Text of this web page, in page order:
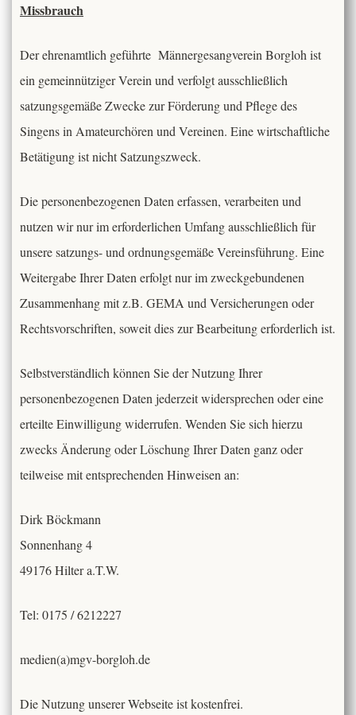
Missbrauch
Der ehrenamtlich geführte Männergesangverein Borgloh ist
ein gemeinnütziger Verein und verfolgt ausschließlich
satzungsgemäße Zwecke zur Förderung und Pflege des
Singens in Amateurchören und Vereinen. Eine wirtschaftliche
Betätigung ist nicht Satzungszweck.
Die personenbezogenen Daten erfassen, verarbeiten und
nutzen wir nur im erforderlichen Umfang ausschließlich für
unsere satzungs- und ordnungsgemäße Vereinsführung. Eine
Weitergabe Ihrer Daten erfolgt nur im zweckgebundenen
Zusammenhang mit z.B. GEMA und Versicherungen oder
Rechtsvorschriften, soweit dies zur Bearbeitung erforderlich ist.
Selbstverständlich können Sie der Nutzung Ihrer
personenbezogenen Daten jederzeit widersprechen oder eine
erteilte Einwilligung widerrufen. Wenden Sie sich hierzu
zwecks Änderung oder Löschung Ihrer Daten ganz oder
teilweise mit entsprechenden Hinweisen an:
Dirk Böckmann
Sonnenhang 4
49176 Hilter a.T.W.
Tel: 0175 / 6212227
medien(a)mgv-borgloh.de
Die Nutzung unserer Webseite ist kostenfrei.